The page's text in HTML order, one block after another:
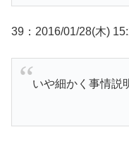
39：2016/01/28(木)
いや細かく事情説